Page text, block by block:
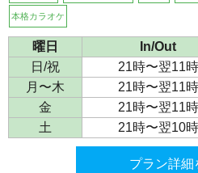
本格カラオケ
曜日 In/Out
日/祝
21時〜翌11時
月〜木
21時〜翌11時
金
21時〜翌11時
土
21時〜翌10時
プラン詳細